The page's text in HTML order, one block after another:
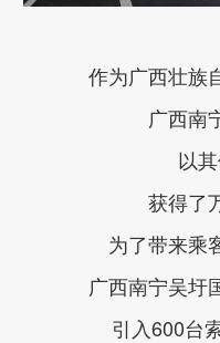
作为广西壮族
广西南
以
获得了
为了带来乘
广西南宁吴圩
引入600台